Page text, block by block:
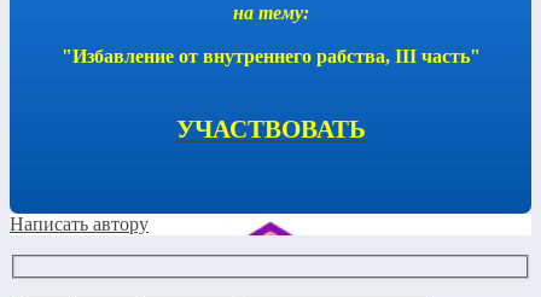
на тему:
"Избавление от внутреннего рабства, III часть"
УЧАСТВОВАТЬ
Написать автору